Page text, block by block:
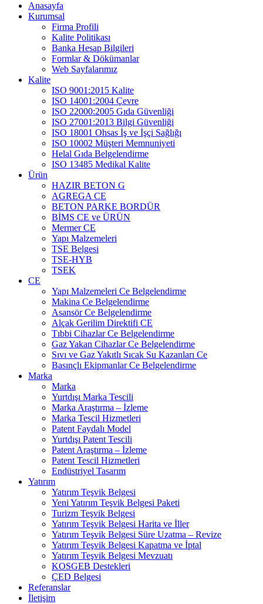
Anasayfa
Kurumsal
Firma Profili
Kalite Politikası
Banka Hesap Bilgileri
Formlar & Dökümanlar
Web Sayfalarımız
Kalite
ISO 9001:2015 Kalite
ISO 14001:2004 Çevre
ISO 22000:2005 Gıda Güvenliği
ISO 27001:2013 Bilgi Güvenliği
ISO 18001 Ohsas İş ve İşçi Sağlığı
ISO 10002 Müşteri Memnuniyeti
Helal Gıda Belgelendirme
ISO 13485 Medikal Kalite
Ürün
HAZIR BETON G
AGREGA CE
BETON PARKE BORDÜR
BİMS CE ve ÜRÜN
Mermer CE
Yapı Malzemeleri
TSE Belgesi
TSE-HYB
TSEK
CE
Yapı Malzemeleri Ce Belgelendirme
Makina Ce Belgelendirme
Asansör Ce Belgelendirme
Alçak Gerilim Direktifi CE
Tıbbi Cihazlar Ce Belgelendirme
Gaz Yakan Cihazlar Ce Belgelendirme
Sıvı ve Gaz Yakıtlı Sıcak Su Kazanları Ce
Basınçlı Ekipmanlar Ce Belgelendirme
Marka
Marka
Yurtdışı Marka Tescili
Marka Araştırma – İzleme
Marka Tescil Hizmetleri
Patent Faydalı Model
Yurtdışı Patent Tescili
Patent Araştırma – İzleme
Patent Tescil Hizmetleri
Endüstriyel Tasarım
Yatırım
Yatırım Teşvik Belgesi
Yeni Yatırım Teşvik Belgesi Paketi
Turizm Teşvik Belgesi
Yatırım Teşvik Belgesi Harita ve İller
Yatırım Teşvik Belgesi Süre Uzatma – Revize
Yatırım Teşvik Belgesi Kapatma ve İptal
Yatırım Teşvik Belgesi Mevzuatı
KOSGEB Destekleri
ÇED Belgesi
Referanslar
İletişim